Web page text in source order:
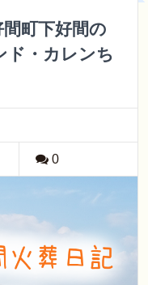
町下好間の
ド・カレンち
0